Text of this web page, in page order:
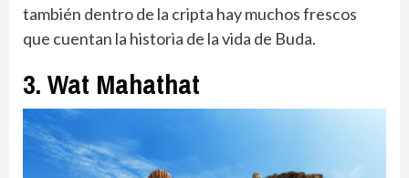
también dentro de la cripta hay muchos frescos
que cuentan la historia de la vida de Buda.
3. Wat Mahathat